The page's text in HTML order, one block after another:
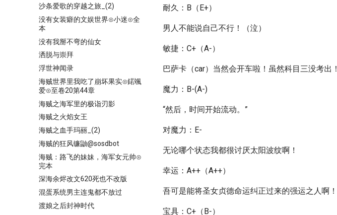
沙条爱歌的穿越之旅_(2)
没有女装癖的文娱世界⊙小迷⊙全
本
没有我掰不弯的仙女
洒脱与崇拜
浮世神闻录
海贼世界里我吃了崩坏果实⊙鍩颯
爱⊙至卷20第44章
海贼之海军里的极诣刃影
海贼之火焰女王
海贼之血手玛丽_(2)
海贼的狂风镰鼬@sosdbot
海贼：路飞的妹妹，海军女元帅⊙
完本
深海余烬改文620死也不改版
混蛋系统男主连鬼都不放过
渡娘之后封神时代
耐久：B（E+）
男人不能说自己不行！（泣）
敏捷：C+（A-）
巴萨卡（car）当然会开车啦！虽然科目三没考出！
魔力：B-(A-)
“然后，时间开始流动。”
对魔力：E-
无论哪个状态我都很讨厌太阳波纹啊！
幸运：A++（A++）
吾可是能将圣女贞德命运纠正过来的强运之人啊！
宝具：C+（B-）